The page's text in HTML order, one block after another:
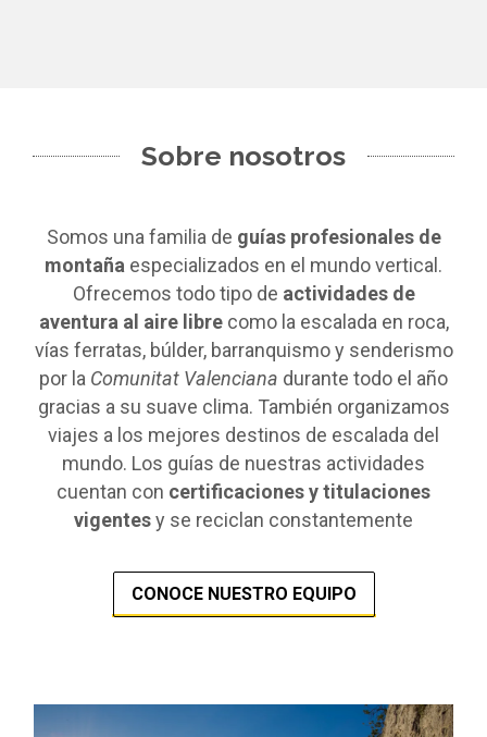
Sobre nosotros
Somos una familia de guías profesionales de
montaña especializados en el mundo vertical.
Ofrecemos todo tipo de actividades de
aventura al aire librecomo la escalada en roca,
vías ferratas, búlder, barranquismo y senderismo
por la Comunitat Valenciana durante todo el año
gracias a su suave clima. También organizamos
viajes a los mejores destinos de escalada del
mundo. Los guías de nuestras actividades
cuentan con certificaciones y titulaciones
vigentesy se reciclan constantemente
CONOCE NUESTRO EQUIPO